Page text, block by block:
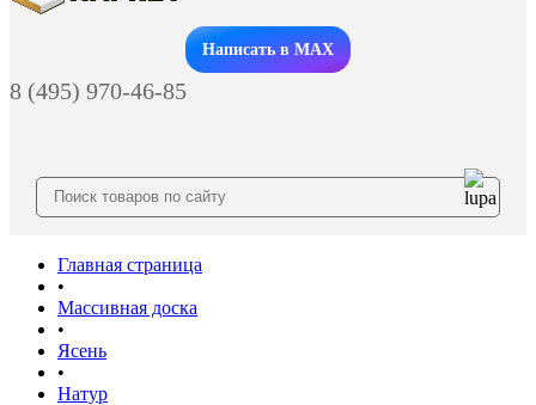
Заказать звонок
Написать в MAX
8 (495) 970-46-85
Главная страница
•
Массивная доска
•
Ясень
•
Натур